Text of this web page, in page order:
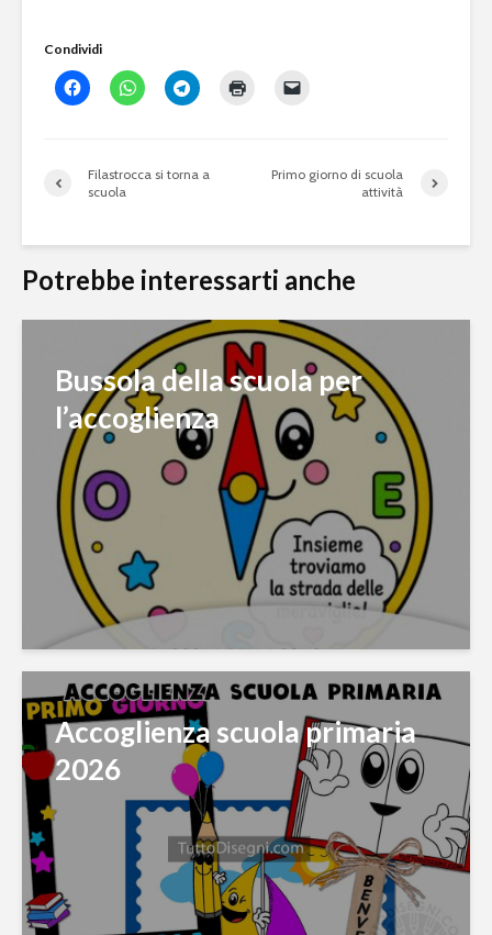
Condividi
Filastrocca si torna a
scuola
Primo giorno di scuola
attività
Potrebbe interessarti anche
Bussola della scuola per
l’accoglienza
Accoglienza scuola primaria
2026